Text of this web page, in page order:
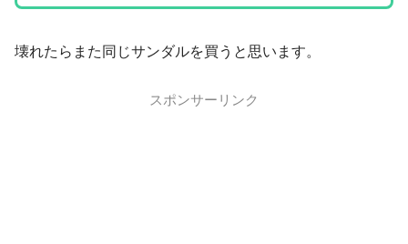
壊れたらまた同じサンダルを買うと思います。
スポンサーリンク